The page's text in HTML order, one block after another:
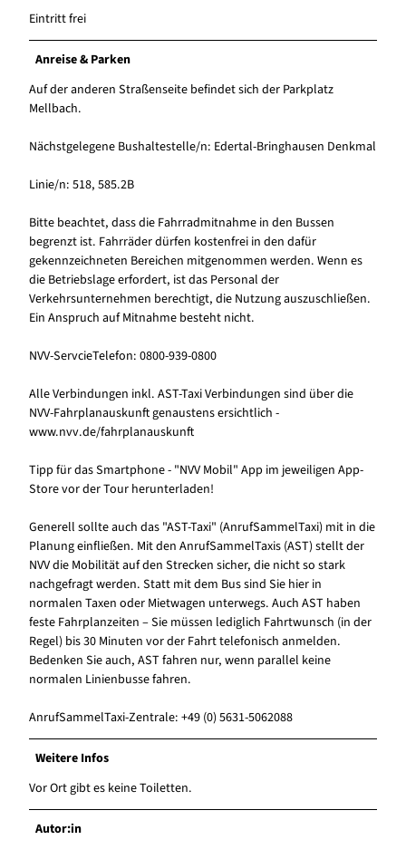
Eintritt frei
Anreise & Parken
Auf der anderen Straßenseite befindet sich der Parkplatz
Mellbach.
Nächstgelegene Bushaltestelle/n: Edertal-Bringhausen Denkmal
Linie/n: 518, 585.2B
Bitte beachtet, dass die Fahrradmitnahme in den Bussen
begrenzt ist. Fahrräder dürfen kostenfrei in den dafür
gekennzeichneten Bereichen mitgenommen werden. Wenn es
die Betriebslage erfordert, ist das Personal der
Verkehrsunternehmen berechtigt, die Nutzung auszuschließen.
Ein Anspruch auf Mitnahme besteht nicht.
NVV-ServcieTelefon: 0800-939-0800
Alle Verbindungen inkl. AST-Taxi Verbindungen sind über die
NVV-Fahrplanauskunft genaustens ersichtlich -
www.nvv.de/fahrplanauskunft
Tipp für das Smartphone - "NVV Mobil" App im jeweiligen App-
Store vor der Tour herunterladen!
Generell sollte auch das "AST-Taxi" (AnrufSammelTaxi) mit in die
Planung einfließen. Mit den AnrufSammelTaxis (AST) stellt der
NVV die Mobilität auf den Strecken sicher, die nicht so stark
nachgefragt werden. Statt mit dem Bus sind Sie hier in
normalen Taxen oder Mietwagen unterwegs. Auch AST haben
feste Fahrplanzeiten – Sie müssen lediglich Fahrtwunsch (in der
Regel) bis 30 Minuten vor der Fahrt telefonisch anmelden.
Bedenken Sie auch, AST fahren nur, wenn parallel keine
normalen Linienbusse fahren.
AnrufSammelTaxi-Zentrale: +49 (0) 5631-5062088
Weitere Infos
Vor Ort gibt es keine Toiletten.
Autor:in